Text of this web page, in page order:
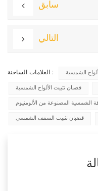
سابق
التالي
العلامات الساخنة : الشمسية
قضبان تثبيت الألواح الشمسية
الشمسية المصنوعة من الألومنيوم
قضبان تثبيت السقف الشمسي